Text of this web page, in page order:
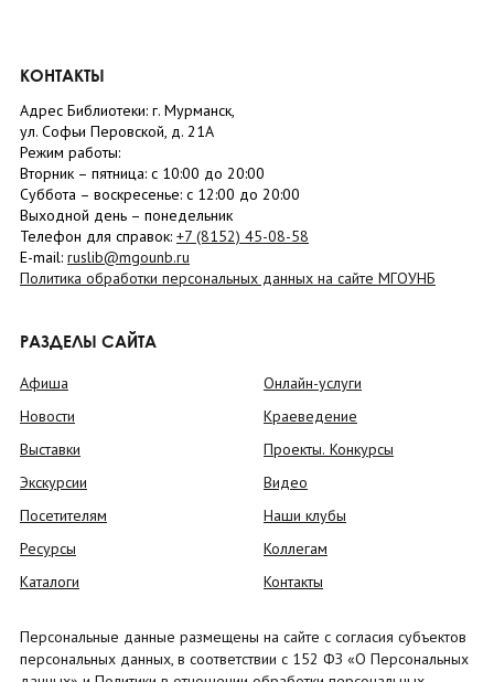
КОНТАКТЫ
Адрес Библиотеки: г. Мурманск,
ул. Софьи Перовской, д. 21А
Режим работы:
Вторник – пятница: с 10:00 до 20:00
Суббота – воскресенье: c 12:00 до 20:00
Выходной день – понедельник
Телефон для справок: +7 (8152) 45-08-58
E-mail: ruslib@mgounb.ru
Политика обработки персональных данных на сайте МГОУНБ
РАЗДЕЛЫ САЙТА
Афиша
Новости
Выставки
Экскурсии
Посетителям
Ресурсы
Каталоги
Онлайн-услуги
Краеведение
Проекты. Конкурсы
Видео
Наши клубы
Коллегам
Контакты
Персональные данные размещены на сайте с согласия субъектов
персональных данных, в соответствии с 152 ФЗ «О Персональных